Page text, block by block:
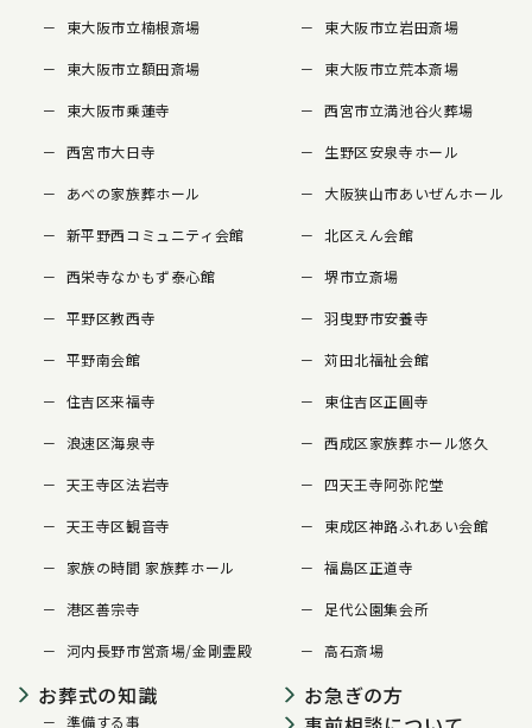
東大阪市立楠根斎場 東大阪市立岩田斎場
東大阪市立額田斎場 東大阪市立荒本斎場
東大阪市乗蓮寺 西宮市立満池谷火葬場
西宮市大日寺 生野区安泉寺ホール
あべの家族葬ホール 大阪狭山市あいぜんホール
新平野西コミュニティ会館 北区えん会館
西栄寺なかもず泰心館 堺市立斎場
平野区教西寺 羽曳野市安養寺
平野南会館 苅田北福祉会館
住吉区来福寺 東住吉区正圓寺
浪速区海泉寺 西成区家族葬ホール悠久
天王寺区法岩寺 四天王寺阿弥陀堂
天王寺区観音寺 東成区神路ふれあい会館
家族の時間 家族葬ホール 福島区正道寺
港区善宗寺 足代公園集会所
河内長野市営斎場/金剛霊殿 高石斎場
お葬式の知識
準備する事
お急ぎの方